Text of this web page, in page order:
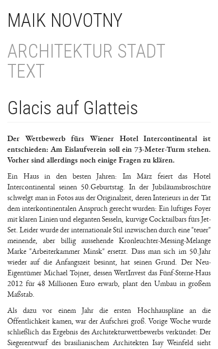
zum
InhaltMAIK NOVOTNY
ARCHITEKTUR STADT
TEXT
Glacis auf Glatteis
Der Wettbewerb fürs Wiener Hotel Intercontinental ist
entschieden: Am Eislaufverein soll ein 73-Meter-Turm stehen.
Vorher sind allerdings noch einige Fragen zu klären.
Ein Haus in den besten Jahren: Im März feiert das Hotel
Intercontinental seinen 50.Geburtstag. In der Jubiläumsbroschüre
schwelgt man in Fotos aus der Originalzeit, deren Interieurs in der Tat
dem interkontinentalen Anspruch gerecht wurden: Ein luftiges Foyer
mit klaren Linien und eleganten Sesseln, kurvige Cocktailbars fürs Jet-
Set. Leider wurde der internationale Stil inzwischen durch eine "teuer"
meinende, aber billig aussehende Kronleuchter-Messing-Melange
Marke "Arbeiterkammer Minsk" ersetzt. Dass man sich im 50.Jahr
wieder auf die Anfangszeit besinnt, hat seinen Grund. Der Neu-
Eigentümer Michael Tojner, dessen WertInvest das Fünf-Sterne-Haus
2012 für 48 Millionen Euro erwarb, plant den Umbau in großem
Maßstab.
Als dazu vor einem Jahr die ersten Hochhauspläne an die
Öffentlichkeit kamen, war der Aufschrei groß. Vorige Woche wurde
schließlich das Ergebnis des Architekturwettbewerbs verkündet: Der
Siegerentwurf des brasilianischem Architekten Isay Weinfeld sieht